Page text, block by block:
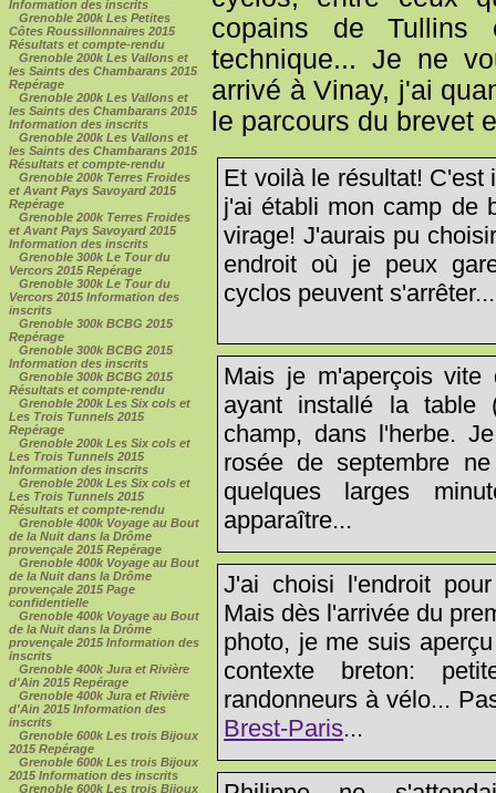
Information des inscrits
Grenoble 200k Les Petites
Côtes Roussillonnaires 2015
Résultats et compte-rendu
Grenoble 200k Les Vallons et
les Saints des Chambarans 2015
Repérage
Grenoble 200k Les Vallons et
les Saints des Chambarans 2015
Information des inscrits
Grenoble 200k Les Vallons et
les Saints des Chambarans 2015
Résultats et compte-rendu
Grenoble 200k Terres Froides
et Avant Pays Savoyard 2015
Repérage
Grenoble 200k Terres Froides
et Avant Pays Savoyard 2015
Information des inscrits
Grenoble 300k Le Tour du
Vercors 2015 Repérage
Grenoble 300k Le Tour du
Vercors 2015 Information des
inscrits
Grenoble 300k BCBG 2015
Repérage
Grenoble 300k BCBG 2015
Information des inscrits
Grenoble 300k BCBG 2015
Résultats et compte-rendu
Grenoble 200k Les Six cols et
Les Trois Tunnels 2015
Repérage
Grenoble 200k Les Six cols et
Les Trois Tunnels 2015
Information des inscrits
Grenoble 200k Les Six cols et
Les Trois Tunnels 2015
Résultats et compte-rendu
Grenoble 400k Voyage au Bout
de la Nuit dans la Drôme
provençale 2015 Repérage
Grenoble 400k Voyage au Bout
de la Nuit dans la Drôme
provençale 2015 Page
confidentielle
Grenoble 400k Voyage au Bout
de la Nuit dans la Drôme
provençale 2015 Information des
inscrits
Grenoble 400k Jura et Rivière
d'Ain 2015 Repérage
Grenoble 400k Jura et Rivière
d'Ain 2015 Information des
inscrits
Grenoble 600k Les trois Bijoux
2015 Repérage
Grenoble 600k Les trois Bijoux
2015 Information des inscrits
Grenoble 600k Les trois Bijoux
copains de Tullins
technique... Je ne
arrivé à Vinay, j'ai
le parcours du brevet
Et voilà le résultat! C'est
j'ai établi mon camp de
virage! J'aurais pu
endroit où je peux
cyclos peuvent s'arrêter...
Mais je m'aperçois
ayant installé la table
champ, dans l'herbe.
rosée de septembre
quelques larges
apparaître...
J'ai choisi l'endroit
Mais dès l'arrivée du
photo, je me suis
contexte breton:
randonneurs à vélo...
Brest-Paris...